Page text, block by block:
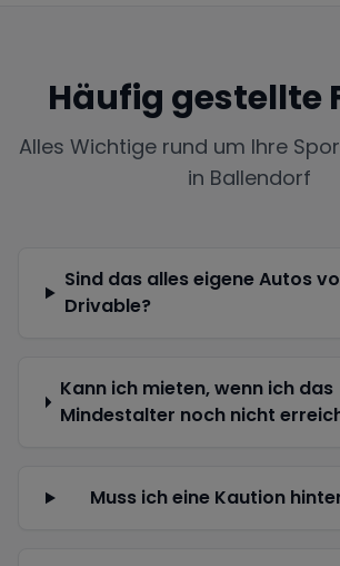
Häufig gestellte
Alles Wichtige rund um Ihre
in Ballendorf
Sind das alles eigene Autos
Drivable?
Kann ich mieten, wenn ich das
Mindestalter noch nicht
Muss ich eine Kaution